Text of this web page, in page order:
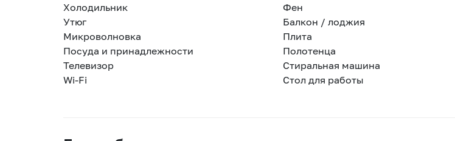
Холодильник
Фен
Утюг
Балкон / лоджия
Микроволновка
Плита
Посуда и принадлежности
Полотенца
Телевизор
Стиральная машина
Wi-Fi
Стол для работы